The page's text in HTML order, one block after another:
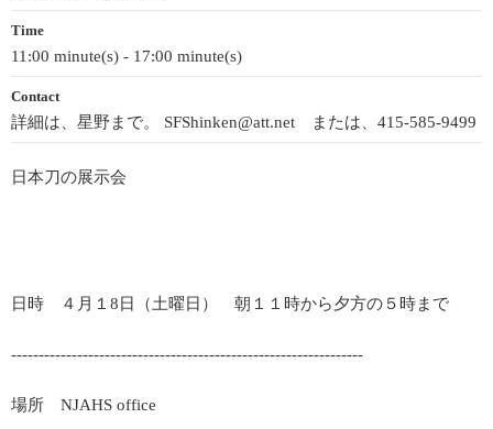
Time
11:00 minute(s) - 17:00 minute(s)
Contact
詳細は、星野まで。 SFShinken@att.net または、415-585-9499
日本刀の展示会
日時 ４月１8日（土曜日） 朝１１時から夕方の５時まで
----------------------------------------------------------------
場所 NJAHS office